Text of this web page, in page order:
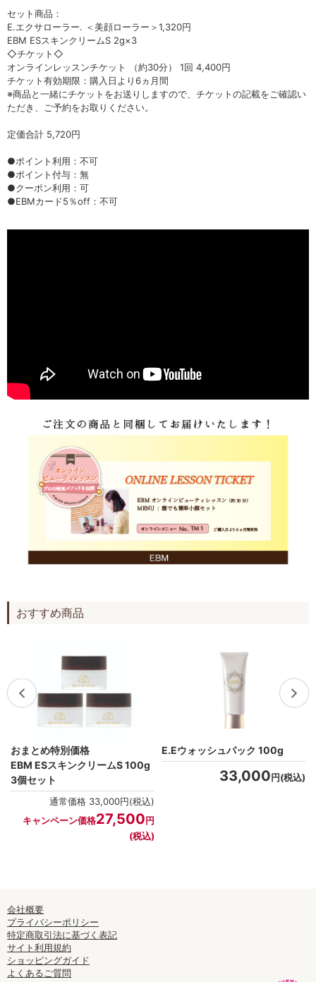
セット商品：
E.エクサローラー. ＜美顔ローラー＞1,320円
EBM ESスキンクリームS 2g×3
◇チケット◇
オンラインレッスンチケット （約30分） 1回 4,400円
チケット有効期限：購入日より6ヵ月間
※商品と一緒にチケットをお送りしますので、チケットの記載をご確認い
ただき、ご予約をお取りください。
定価合計 5,720円
●ポイント利用：不可
●ポイント付与：無
●クーポン利用：可
●EBMカード5％off：不可
おすすめ商品
おまとめ特別価格
EBM ESスキンクリームS 100g
3個セット
通常価格 33,000円(税込)
キャンペーン価格27,500円
(税込)
E.Eウォッシュパック 100g
33,000円(税込)
会社概要
プライバシーポリシー
特定商取引法に基づく表記
サイト利用規約
ショッピングガイド
よくあるご質問